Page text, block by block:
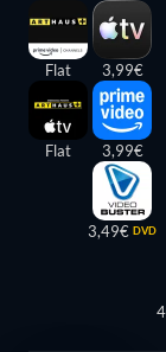
Flat
Flat
3,99€
3,99€
3,49€ DVD